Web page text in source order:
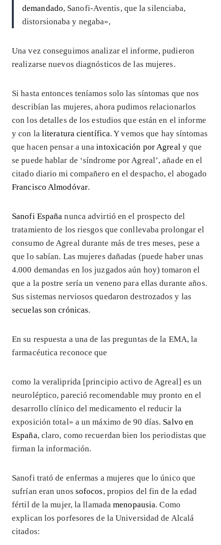
demandado, Sanofi-Aventis, que la silenciaba,
distorsionaba y negaba»,
Una vez conseguimos analizar el informe, pudieron
realizarse nuevos diagnósticos de las mujeres.
Si hasta entonces teníamos solo las síntomas que nos
describían las mujeres, ahora pudimos relacionarlos
con los detalles de los estudios que están en el informe
y con la literatura científica. Y vemos que hay síntomas
que hacen pensar a unaintoxicación por Agreal y que
se puede hablar de ‘síndrome por Agreal’, añade en el
citado diario mi compañero en el despacho, el abogado
Francisco Almodóvar.
Sanofi España nunca advirtió en el prospecto del
tratamiento de los riesgos que conllevaba prolongar el
consumo de Agreal durante más de tres meses, pese a
que lo sabían. Las mujeres dañadas (puede haber unas
4.000 demandas en los juzgados aún hoy) tomaron el
que a la postre sería un veneno para ellas durante años.
Sus sistemas nerviosos quedaron destrozados y las
secuelas son crónicas.
En su respuesta a una de las preguntas de la EMA, la
farmacéutica reconoce que
como la veraliprida [principio activo de Agreal] es un
neuroléptico, pareció recomendable muy pronto en el
desarrollo clínico del medicamento el reducir la
exposición total» a un máximo de 90 días. Salvo en
España, claro, como recuerdan bien los periodistas que
firman la información.
Sanofi trató de enfermas a mujeres que lo único que
sufrían eran unos sofocos, propios del fin de la edad
fértil de la mujer, la llamadamenopausia. Como
explican los porfesores de la Universidad de Alcalá
citados: